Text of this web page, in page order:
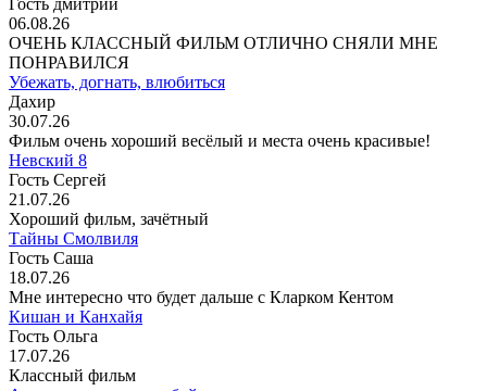
06.08.26
ОЧЕНЬ КЛАССНЫЙ ФИЛЬМ ОТЛИЧНО СНЯЛИ МНЕ
ПОНРАВИЛСЯ
Убежать, догнать, влюбиться
Дахир
30.07.26
Фильм очень хороший весёлый и места очень красивые!
Невский 8
Гость Сергей
21.07.26
Хороший фильм, зачётный
Тайны Смолвиля
Гость Саша
18.07.26
Мне интересно что будет дальше с Кларком Кентом
Кишан и Канхайя
Гость Ольга
17.07.26
Классный фильм